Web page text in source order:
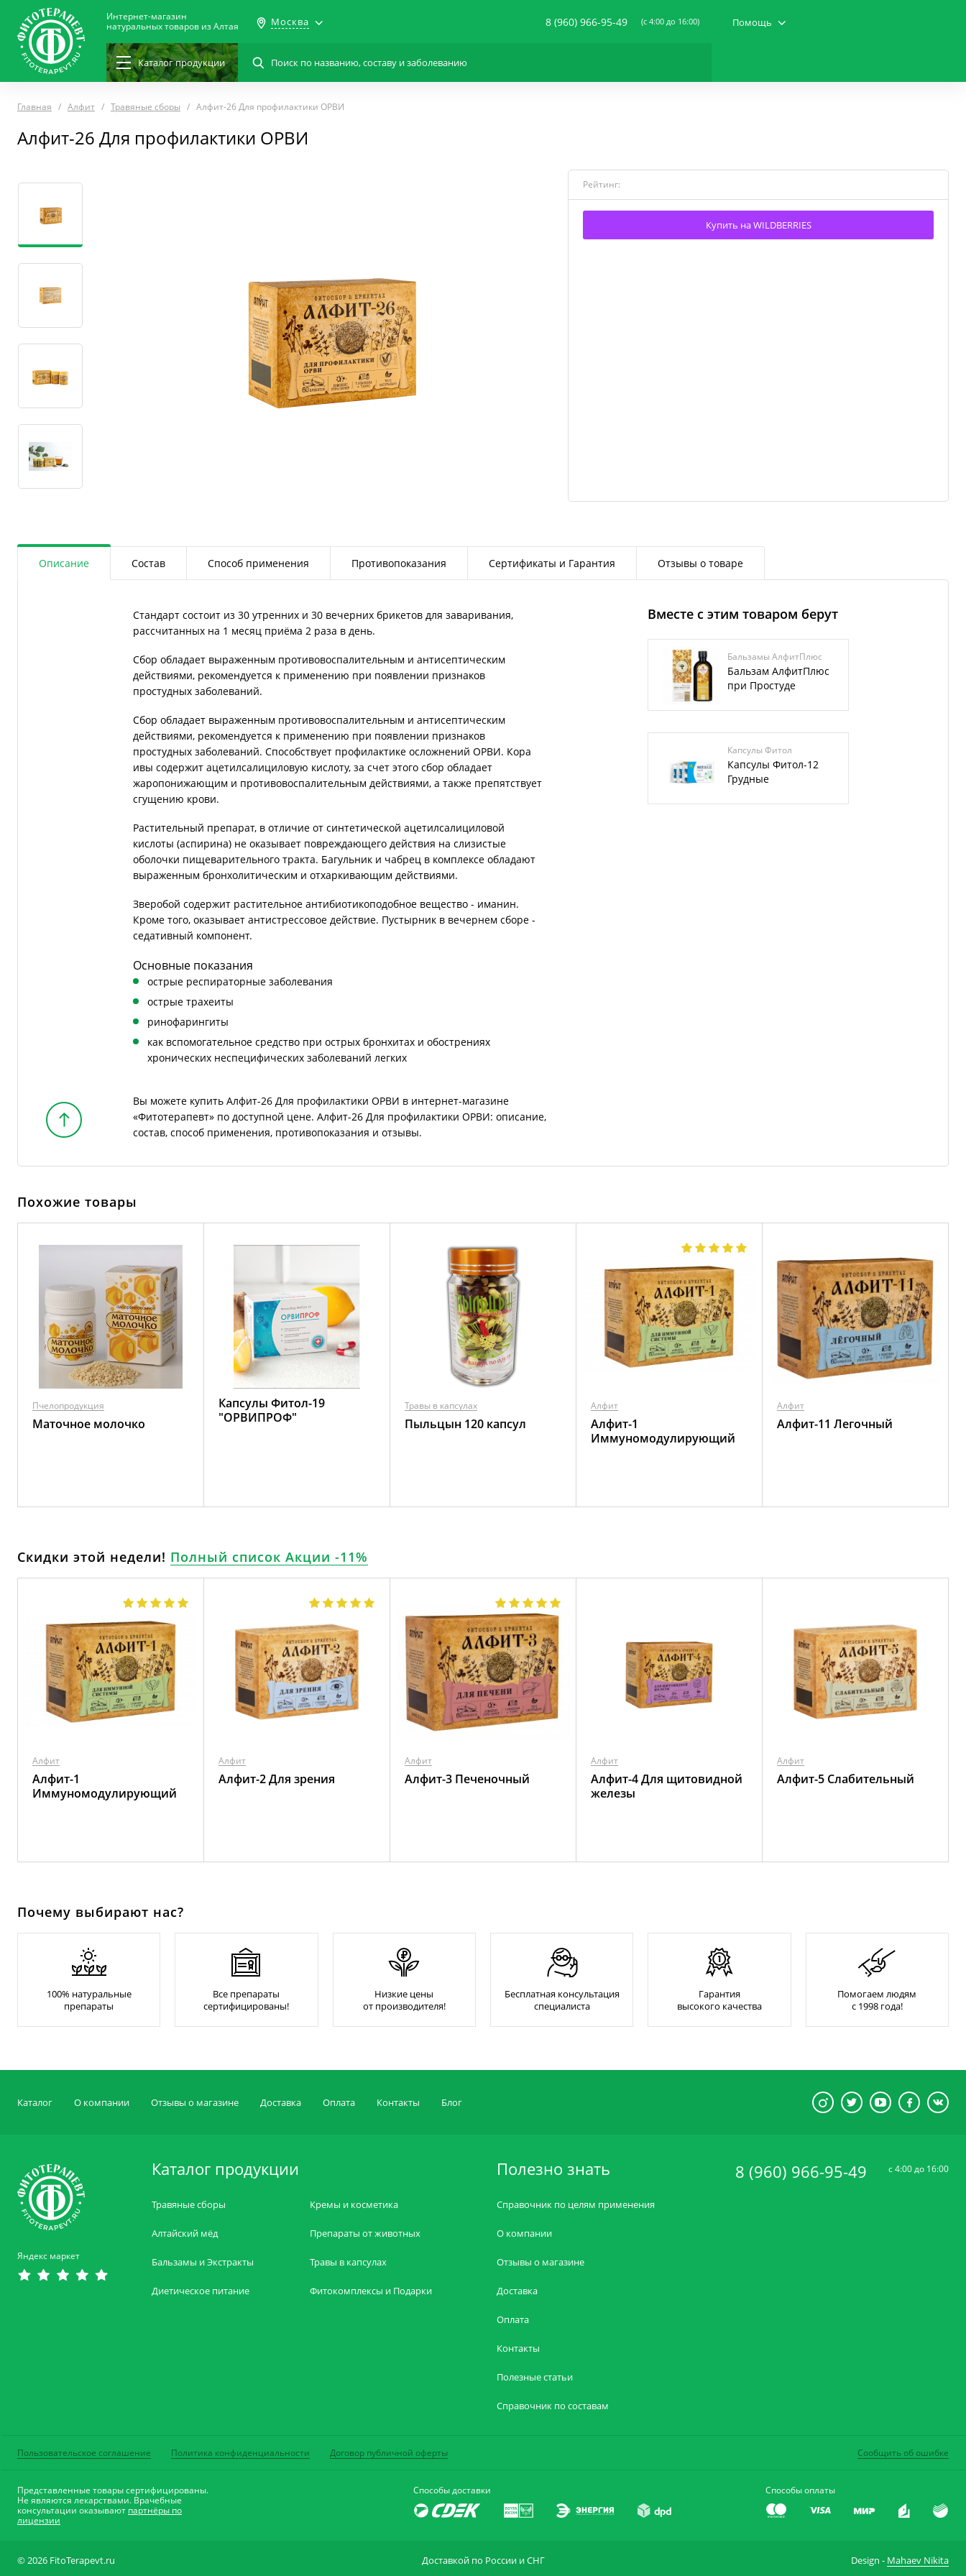
Интернет-магазин
натуральных товаров из Алтая
Москва 8 (960) 966-95-49 (c 4:00 до 16:00) Помощь
Каталогпродукции
Главная Алфит Травяные сборы Алфит-26 Для профилактики ОРВИ
Алфит-26 Для профилактики ОРВИ
Рейтинг:
Купить на WILDBERRIES
Описание Состав Способ применения Противопоказания Сертификаты и Гарантия Отзывы о товаре
Стандарт состоит из 30 утренних и 30 вечерних брикетов для заваривания,
рассчитанных на 1 месяц приёма 2 раза в день.
Сбор обладает выраженным противовоспалительным и антисептическим
действиями, рекомендуется к применению при появлении признаков
простудных заболеваний.
Сбор обладает выраженным противовоспалительным и антисептическим
действиями, рекомендуется к применению при появлении признаков
простудных заболеваний. Способствует профилактике осложнений ОРВИ. Кора
ивы содержит ацетилсалициловую кислоту, за счет этого сбор обладает
жаропонижающим и противовоспалительным действиями, а также препятствует
сгущению крови.
Растительный препарат, в отличие от синтетической ацетилсалициловой
кислоты (аспирина) не оказывает повреждающего действия на слизистые
оболочки пищеварительного тракта. Багульник и чабрец в комплексе обладают
выраженным бронхолитическим и отхаркивающим действиями.
Зверобой содержит растительное антибиотикоподобное вещество - иманин.
Кроме того, оказывает антистрессовое действие. Пустырник в вечернем сборе -
седативный компонент.
Основные показания
острые респираторные заболевания
острые трахеиты
ринофарингиты
как вспомогательное средство при острых бронхитах и обострениях
хронических неспецифических заболеваний легких
Вы можете купить Алфит-26 Для профилактики ОРВИ в интернет-магазине
«Фитотерапевт» по доступной цене. Алфит-26 Для профилактики ОРВИ: описание,
состав, способ применения, противопоказания и отзывы.
Вместе с этим товаром берут
Бальзамы АлфитПлюс
Бальзам АлфитПлюс
при Простуде
Капсулы Фитол
Капсулы Фитол-12
Грудные
Похожие товары
Пчелопродукция
Маточное молочко
Капсулы Фитол-19
"ОРВИПРОФ"
Травы в капсулах
Пыльцын 120 капсул
Алфит
Алфит-1
Иммуномодулирующий
Алфит
Алфит-11 Легочный
Скидки этой недели! Полный список Акции -11%
Алфит
Алфит-1
Иммуномодулирующий
Алфит
Алфит-2 Для зрения
Алфит
Алфит-3 Печеночный
Алфит
Алфит-4 Для щитовидной
железы
Алфит
Алфит-5 Слабительный
Почему выбирают нас?
100% натуральные
препараты
Все препараты
сертифицированы!
Низкие цены
от производителя!
Бесплатная консультация
специалиста
Гарантия
высокого качества
Помогаем людям
с 1998 года!
Каталог О компании Отзывы о магазине Доставка Оплата Контакты Блог
Яндекс маркет
Каталог продукции
Травяные сборы
Алтайский мёд
Бальзамы и Экстракты
Диетическое питание
Кремы и косметика
Препараты от животных
Травы в капсулах
Фитокомплексы и Подарки
Полезно знать
Справочник по целям применения
О компании
Отзывы о магазине
Доставка
Оплата
Контакты
Полезные статьи
Справочник по составам
8 (960) 966-95-49 c 4:00 до 16:00
Пользовательское соглашение Политика конфиденциальности Договор публичной оферты Сообщить об ошибке
Представленные товары сертифицированы.
Не являются лекарствами. Врачебные
консультации оказывают партнёры по
лицензии
Способы доставки Способы оплаты
© 2026 FitoTerapevt.ru Доставкой по России и СНГ Design - Mahaev Nikita